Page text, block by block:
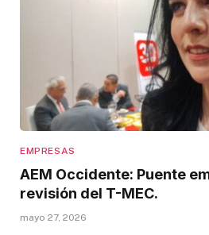
EMPRESAS
AEM Occidente: Puente
revisión del T-MEC.
mayo 27, 2026